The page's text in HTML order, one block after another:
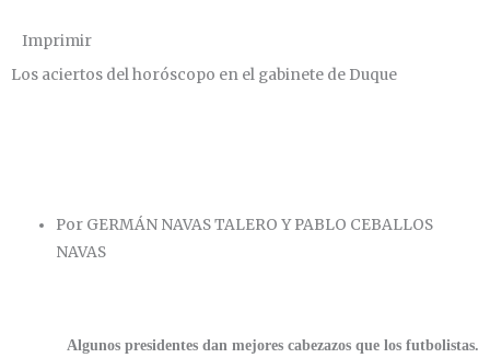
Imprimir
Los aciertos del horóscopo en el gabinete de Duque
Por GERMÁN NAVAS TALERO Y PABLO CEBALLOS
NAVAS
Algunos presidentes dan mejores cabezazos que los futbolistas.